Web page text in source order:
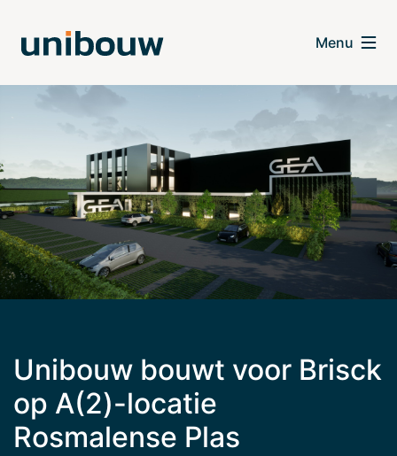
Unibouw bouwt voor Brisck
op A(2)-locatie
Rosmalense Plas